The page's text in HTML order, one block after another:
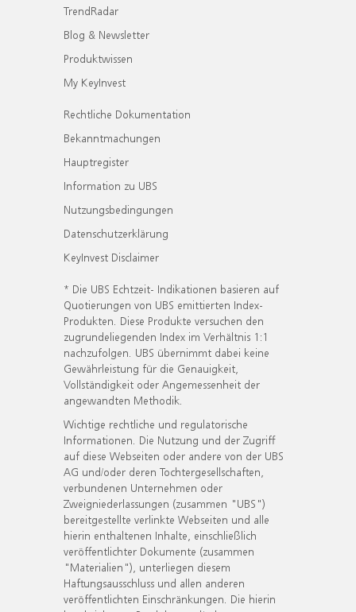
TrendRadar
Blog & Newsletter
Produktwissen
My KeyInvest
Rechtliche Dokumentation
Bekanntmachungen
Hauptregister
Information zu UBS
Nutzungsbedingungen
Datenschutzerklärung
KeyInvest Disclaimer
* Die UBS Echtzeit- Indikationen basieren auf
Quotierungen von UBS emittierten Index-
Produkten. Diese Produkte versuchen den
zugrundeliegenden Index im Verhältnis 1:1
nachzufolgen. UBS übernimmt dabei keine
Gewährleistung für die Genauigkeit,
Vollständigkeit oder Angemessenheit der
angewandten Methodik.
Wichtige rechtliche und regulatorische
Informationen. Die Nutzung und der Zugriff
auf diese Webseiten oder andere von der UBS
AG und/oder deren Tochtergesellschaften,
verbundenen Unternehmen oder
Zweigniederlassungen (zusammen "UBS")
bereitgestellte verlinkte Webseiten und alle
hierin enthaltenen Inhalte, einschließlich
veröffentlichter Dokumente (zusammen
"Materialien"), unterliegen diesem
Haftungsausschluss und allen anderen
veröffentlichten Einschränkungen. Die hierin